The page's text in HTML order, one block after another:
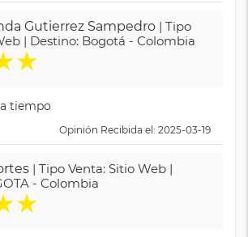
Gutierrez Sampedro | Tipo
| Destino: Bogotá - Colombia
★
tiempo
Opinión Recibida el: 2025-03-19
| Tipo Venta: Sitio Web |
- Colombia
★